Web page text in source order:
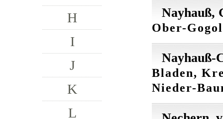
Nayhauß,
Ober-
Nayhauß-
Bladen,
Nieder-
H
I
J
K
L